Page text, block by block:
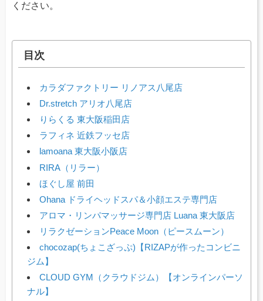
ください。
目次
カラダファクトリー リノアス八尾店
Dr.stretch アリオ八尾店
りらくる 東大阪稲田店
ラフィネ 近鉄フッセ店
lamoana 東大阪小阪店
RIRA（リラー）
ほぐし屋 前田
Ohana ドライヘッドスパ＆小顔エステ専門店
アロマ・リンパマッサージ専門店 Luana 東大阪店
リラクゼーションPeace Moon（ピースムーン）
chocozap(ちょこざっぷ)【RIZAPが作ったコンビニ
ジム】
CLOUD GYM（クラウドジム）【オンラインパーソ
ナル】